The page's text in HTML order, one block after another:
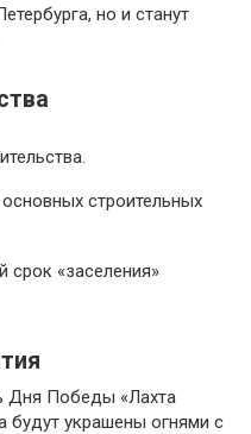
но и станут
строительных
срок «заселения»
Дня Победы «Лахта
будут украшены огнями с